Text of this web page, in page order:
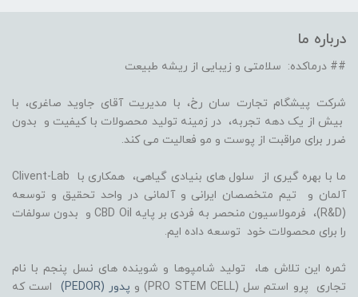
درباره ما
## درماکده: سلامتی و زیبایی از ریشه طبیعت
شرکت پیشگام تجارت سان رخ، با مدیریت آقای جاوید صاغری، با
بیش از یک دهه تجربه، در زمینه تولید محصولات با کیفیت و بدون
ضرر برای مراقبت از پوست و مو فعالیت می کند.
ما با بهره گیری از سلول های بنیادی گیاهی، همکاری با Clivent-Lab
آلمان و تیم متخصصان ایرانی و آلمانی در واحد تحقیق و توسعه
(R&D)، فرمولاسیون منحصر به فردی بر پایه CBD Oil و بدون سولفات
را برای محصولات خود توسعه داده ایم.
ثمره این تلاش ها، تولید شامپوها و شوینده های نسل پنجم با نام
تجاری پرو استم سل (PRO STEM CELL) و
پدور (PEDOR) است که